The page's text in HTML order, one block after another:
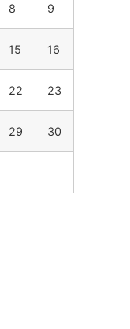
8 9
15 16
22 23
29 30